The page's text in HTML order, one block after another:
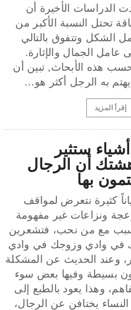
الدراسات الأخيرة أن
تحتل النسبة الأكبر من
الشكل وتتفوق بالتالي
عامل الجمال والإثارة.
هذه الأبحاث, تبين أن
به الرجل أكثر هو…
إقرأ المزيد
7 أشياء ستثير
أن الرجال
بها
كثيرة نتعرض لمواقف
ونزاعات غير مفهومة
مع من نحب، فتشعرين
في وادي وزوجك في وادي
وعند الحديث عن المشكلة
بسيطة وفيها بعض سوء
وهذا يعود بالطبع إلى
النساء يختافن عن الرجال،